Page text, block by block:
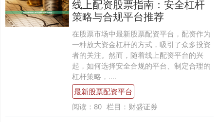
线上配资股票指南：安全杠杆
策略与合规平台推荐
在股票市场中最新股票配资平台，配资作为
一种放大资金杠杆的方式，吸引了众多投资
者的关注。然而，随着线上配资平台的兴
起，如何选择安全合规的平台、制定合理的
杠杆策略，....
最新股票配资平台
阅读： 80 栏目： 财盛证券